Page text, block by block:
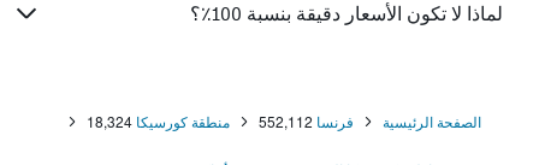
لماذا لا تكون الأسعار دقيقة بنسبة 100٪؟
الصفحة الرئيسية فرنسا 552,112 منطقة كورسيكا 18,324